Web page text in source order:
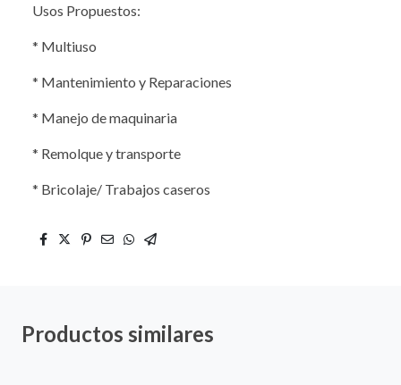
Usos Propuestos:
* Multiuso
* Mantenimiento y Reparaciones
* Manejo de maquinaria
* Remolque y transporte
* Bricolaje/ Trabajos caseros
Productos similares